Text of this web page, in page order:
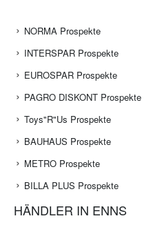
NORMA Prospekte
INTERSPAR Prospekte
EUROSPAR Prospekte
PAGRO DISKONT Prospekte
Toys"R"Us Prospekte
BAUHAUS Prospekte
METRO Prospekte
BILLA PLUS Prospekte
HÄNDLER IN ENNS